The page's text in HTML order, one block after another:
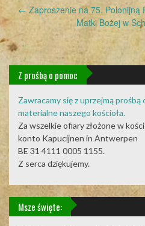
Post
navigation
← Zaproszenie na 75. Polonijną
Matki Bożej w
Z prośbą o pomoc
Zawracamy się z uprzejmą
materialne naszego kościoła.
Za wszelkie ofiary złożone w
konto Kapucijnen in Antwerpen
BE 31 4111 0005 1155.
Z serca dziękujemy.
Msze święte: